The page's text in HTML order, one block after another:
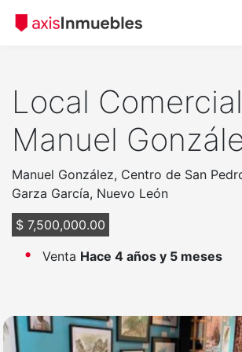
Local
Manuel
Manuel González, Centro de San
Garza García, Nuevo León
$ 7,500,000.00
Venta Hace 4 años y 5 meses